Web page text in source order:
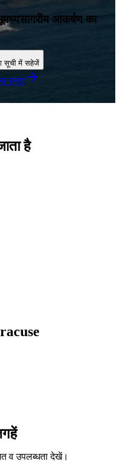
आकर्षण का
सूची में सहेजें
बनाएं
है
व उपलब्धता देखें।